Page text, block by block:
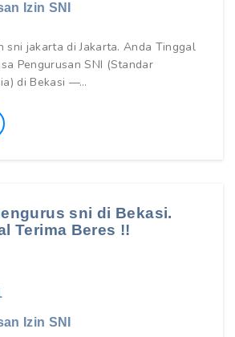
Izin SNI
sni jakarta di Jakarta. Anda Tinggal
Pengurusan SNI (Standar
di Bekasi —…
sni di Bekasi.
Terima Beres !!
Izin SNI